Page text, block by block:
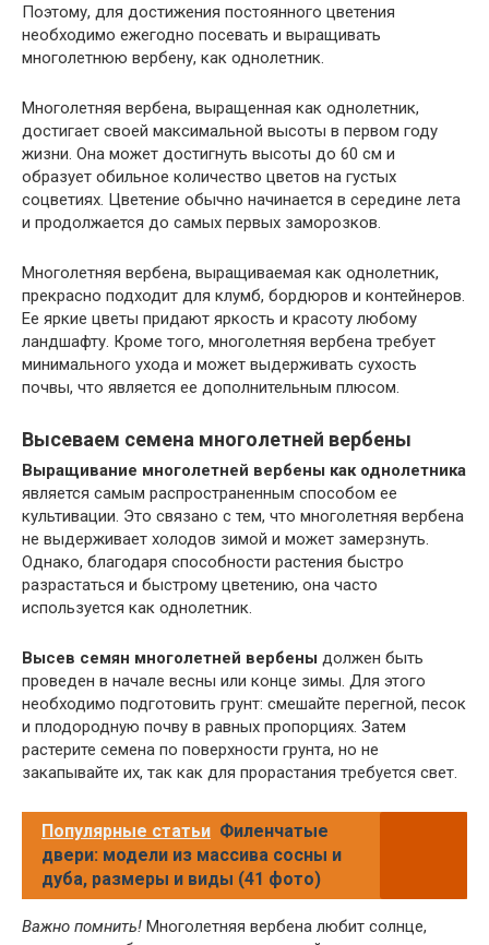
Поэтому, для достижения постоянного цветения
необходимо ежегодно посевать и выращивать
многолетнюю вербену, как однолетник.
Многолетняя вербена, выращенная как однолетник,
достигает своей максимальной высоты в первом году
жизни. Она может достигнуть высоты до 60 см и
образует обильное количество цветов на густых
соцветиях. Цветение обычно начинается в середине лета
и продолжается до самых первых заморозков.
Многолетняя вербена, выращиваемая как однолетник,
прекрасно подходит для клумб, бордюров и контейнеров.
Ее яркие цветы придают яркость и красоту любому
ландшафту. Кроме того, многолетняя вербена требует
минимального ухода и может выдерживать сухость
почвы, что является ее дополнительным плюсом.
Высеваем семена многолетней вербены
Выращивание многолетней вербены как однолетника
является самым распространенным способом ее
культивации. Это связано с тем, что многолетняя вербена
не выдерживает холодов зимой и может замерзнуть.
Однако, благодаря способности растения быстро
разрастаться и быстрому цветению, она часто
используется как однолетник.
Высев семян многолетней вербены должен быть
проведен в начале весны или конце зимы. Для этого
необходимо подготовить грунт: смешайте перегной, песок
и плодородную почву в равных пропорциях. Затем
растерите семена по поверхности грунта, но не
закапывайте их, так как для прорастания требуется свет.
Популярные статьи Филенчатые
двери: модели из массива сосны и
дуба, размеры и виды (41 фото)
Важно помнить! Многолетняя вербена любит солнце,